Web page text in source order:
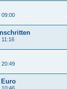
09:00
11:16
20:49